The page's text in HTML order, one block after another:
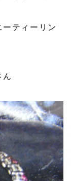
ティーリン
ん